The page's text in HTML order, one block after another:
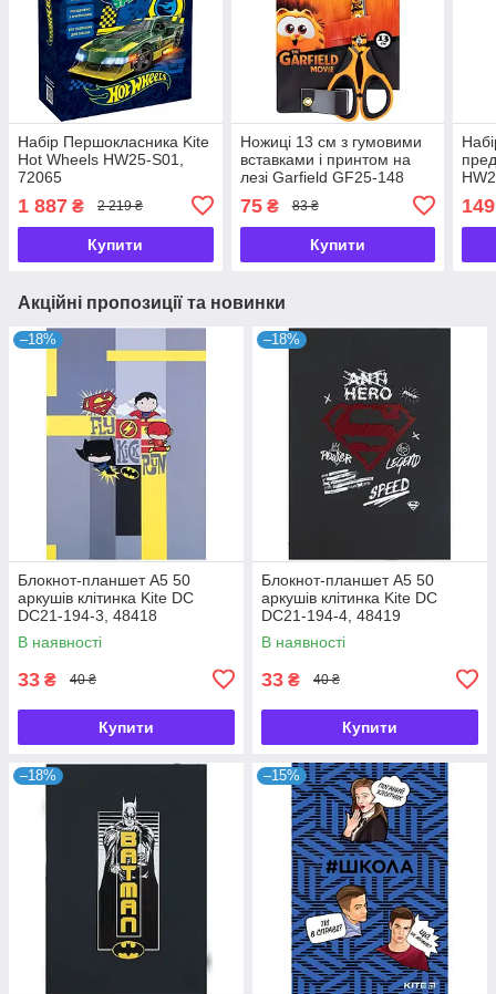
Набір Першокласника Kite
Hot Wheels HW25-S01,
72065
1 887 ₴ 2 219 ₴
Купити
Ножиці 13 см з гумовими
вставками і принтом на
лезі Garfield GF25-148
75₴ 83 ₴
Купити
149
Акційні пропозиції та новинки
–18%
Блокнот-планшет A5 50
аркушів клітинка Kite DC
DC21-194-3, 48418
В наявності
33 ₴ 40 ₴
Купити
–18%
Блокнот-планшет A5 50
аркушів клітинка Kite DC
DC21-194-4, 48419
В наявності
33 ₴ 40 ₴
Купити
–18% –15%